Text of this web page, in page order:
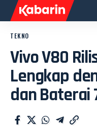
TEKNO
Vivo V80
Lengkap
dan Baterai